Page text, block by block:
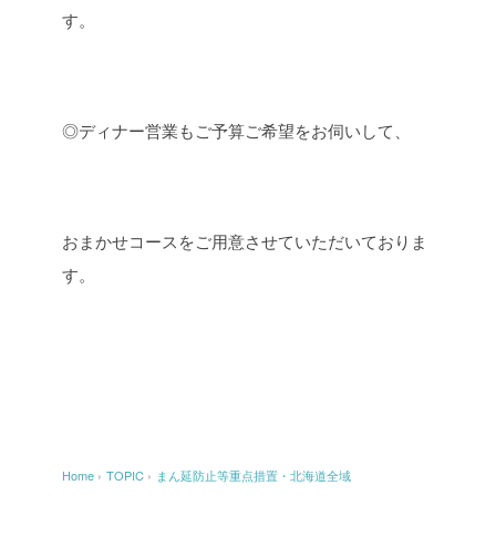
す。
◎ディナー営業もご予算ご希望をお伺いして、
おまかせコースをご用意させていただいておりま
す。
Home › TOPIC › まん延防止等重点措置・北海道全域